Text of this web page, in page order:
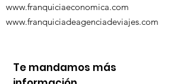
www.franquiciaeconomica.com
www.franquiciadeagenciadeviajes.com
Te mandamos más